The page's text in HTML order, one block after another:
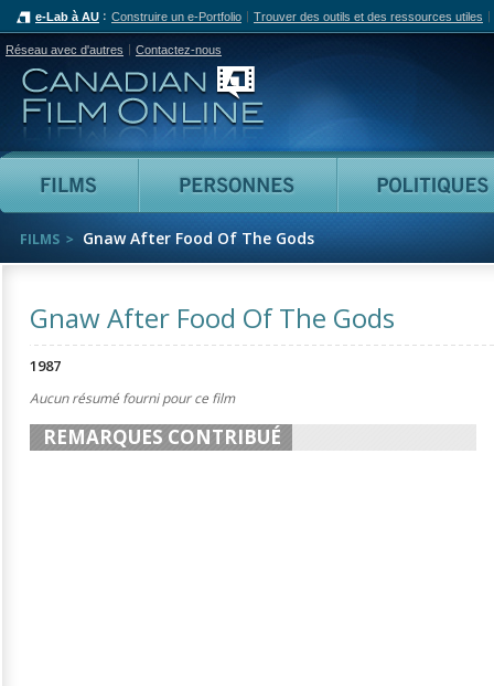
e-Lab à AU Construire un e-Portfolio Trouver des outils et des ressources utiles
Réseau avec d'autres Contactez-nous
Canadian Film Online
Films Personnes
FILMS Gnaw After Food Of The Gods
Gnaw After Food Of The Gods
1987
Aucun résumé fourni pour ce film
REMARQUES CONTRIBUÉ